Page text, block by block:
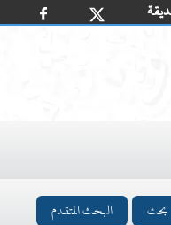
بحث البحث المتقدم